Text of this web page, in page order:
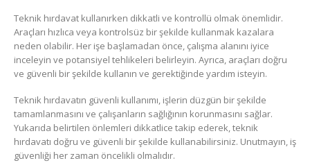
Teknik hırdavat kullanırken dikkatli ve kontrollü olmak önemlidir.
Araçları hızlıca veya kontrolsüz bir şekilde kullanmak kazalara
neden olabilir. Her işe başlamadan önce, çalışma alanını iyice
inceleyin ve potansiyel tehlikeleri belirleyin. Ayrıca, araçları doğru
ve güvenli bir şekilde kullanın ve gerektiğinde yardım isteyin.
Teknik hırdavatın güvenli kullanımı, işlerin düzgün bir şekilde
tamamlanmasını ve çalışanların sağlığının korunmasını sağlar.
Yukarıda belirtilen önlemleri dikkatlice takip ederek, teknik
hırdavatı doğru ve güvenli bir şekilde kullanabilirsiniz. Unutmayın, iş
güvenliği her zaman öncelikli olmalıdır.